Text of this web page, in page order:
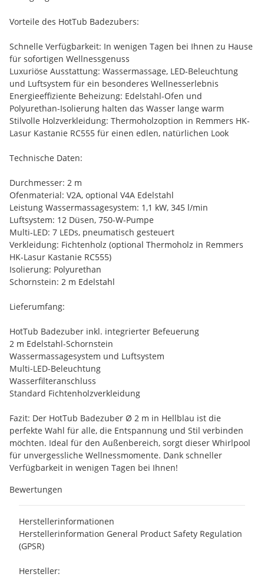
Vorteile des HotTub Badezubers:
Schnelle Verfügbarkeit: In wenigen Tagen bei Ihnen zu Hause
für sofortigen Wellnessgenuss
Luxuriöse Ausstattung: Wassermassage, LED-Beleuchtung
und Luftsystem für ein besonderes Wellnesserlebnis
Energieeffiziente Beheizung: Edelstahl-Ofen und
Polyurethan-Isolierung halten das Wasser lange warm
Stilvolle Holzverkleidung: Thermoholzoption in Remmers HK-
Lasur Kastanie RC555 für einen edlen, natürlichen Look
Technische Daten:
Durchmesser: 2 m
Ofenmaterial: V2A, optional V4A Edelstahl
Leistung Wassermassagesystem: 1,1 kW, 345 l/min
Luftsystem: 12 Düsen, 750-W-Pumpe
Multi-LED: 7 LEDs, pneumatisch gesteuert
Verkleidung: Fichtenholz (optional Thermoholz in Remmers
HK-Lasur Kastanie RC555)
Isolierung: Polyurethan
Schornstein: 2 m Edelstahl
Lieferumfang:
HotTub Badezuber inkl. integrierter Befeuerung
2 m Edelstahl-Schornstein
Wassermassagesystem und Luftsystem
Multi-LED-Beleuchtung
Wasserfilteranschluss
Standard Fichtenholzverkleidung
Fazit: Der HotTub Badezuber Ø 2 m in Hellblau ist die
perfekte Wahl für alle, die Entspannung und Stil verbinden
möchten. Ideal für den Außenbereich, sorgt dieser Whirlpool
für unvergessliche Wellnessmomente. Dank schneller
Verfügbarkeit in wenigen Tagen bei Ihnen!
Bewertungen
Herstellerinformationen
Herstellerinformation General Product Safety Regulation
(GPSR)
Hersteller: